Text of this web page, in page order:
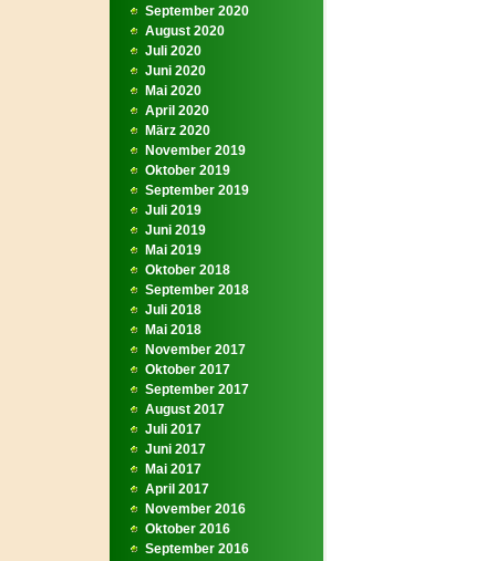
September 2020
August 2020
Juli 2020
Juni 2020
Mai 2020
April 2020
März 2020
November 2019
Oktober 2019
September 2019
Juli 2019
Juni 2019
Mai 2019
Oktober 2018
September 2018
Juli 2018
Mai 2018
November 2017
Oktober 2017
September 2017
August 2017
Juli 2017
Juni 2017
Mai 2017
April 2017
November 2016
Oktober 2016
September 2016